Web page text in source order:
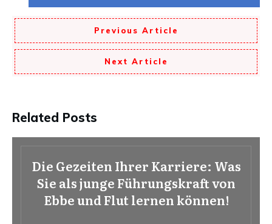
Previous Article
Next Article
Related Posts
Die Gezeiten Ihrer Karriere: Was
Sie als junge Führungskraft von
Ebbe und Flut lernen können!